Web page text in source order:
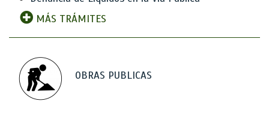
MÁS TRÁMITES
OBRAS PUBLICAS